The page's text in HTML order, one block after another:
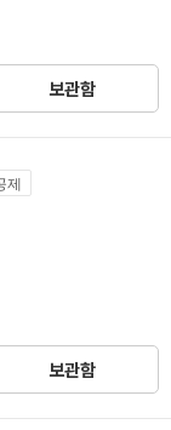
보관함
제
보관함